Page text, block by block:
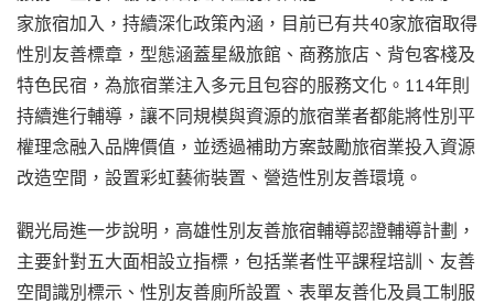
家旅宿加入，持續深化政策內涵，目前已有共40家旅宿取得
性別友善標章，型態涵蓋星級旅館、商務旅店、背包客棧及
特色民宿，為旅宿業注入多元且包容的服務文化。114年則
持續進行輔導，讓不同規模與資源的旅宿業者都能將性別平
權理念融入品牌價值，並透過補助方案鼓勵旅宿業投入資源
改造空間，設置彩虹藝術裝置、營造性別友善環境。
觀光局進一步說明，高雄性別友善旅宿輔導認證輔導計劃，
主要針對五大面相設立指標，包括業者性平課程培訓、友善
空間識別標示、性別友善廁所設置、表單友善化及員工制服